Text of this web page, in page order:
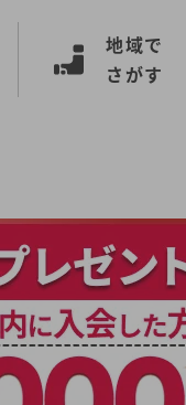
地域で
さがす